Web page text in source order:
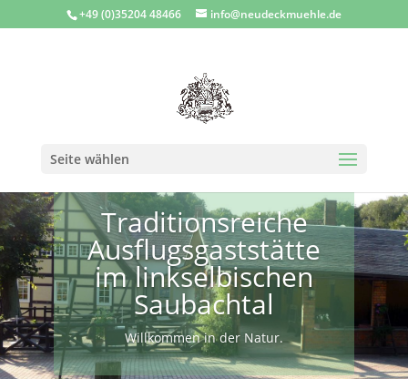
+49 (0)35204 48466 info@neudeckmuehle.de
Seite wählen
Traditionsreiche
Ausflugsgaststätte
im linkselbischen
Saubachtal
Willkommen in der Natur.